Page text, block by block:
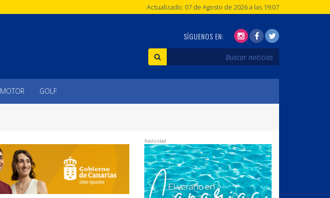
Actualizado: 07 de Agosto de 2026 a las 19:07
SÍGUENOS EN:
MOTOR GOLF
Publicidad